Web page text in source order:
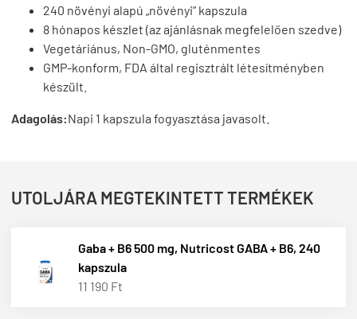
240 növényi alapú „növényi” kapszula
8 hónapos készlet (az ajánlásnak megfelelően szedve)
Vegetáriánus, Non-GMO, gluténmentes
GMP-konform, FDA által regisztrált létesítményben
készült.
Adagolás:Napi 1 kapszula fogyasztása javasolt.
UTOLJÁRA MEGTEKINTETT TERMÉKEK
Gaba + B6 500 mg, Nutricost GABA + B6, 240
kapszula
11 190 Ft